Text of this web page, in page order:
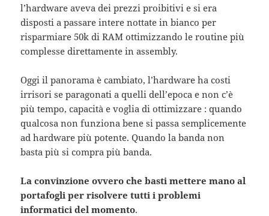
l’hardware aveva dei prezzi proibitivi e si era
disposti a passare intere nottate in bianco per
risparmiare 50k di RAM ottimizzando le routine più
complesse direttamente in assembly.
Oggi il panorama è cambiato, l’hardware ha costi
irrisori se paragonati a quelli dell’epoca e non c’è
più tempo, capacità e voglia di ottimizzare : quando
qualcosa non funziona bene si passa semplicemente
ad hardware più potente. Quando la banda non
basta più si compra più banda.
La convinzione ovvero che basti mettere mano al
portafogli per risolvere tutti i problemi
informatici del momento.